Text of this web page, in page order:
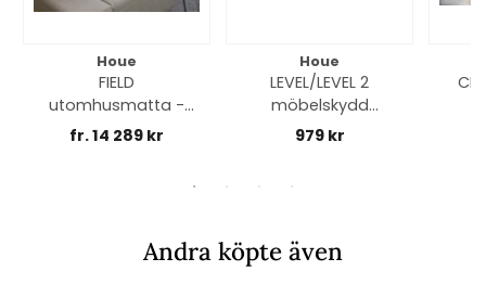
Houe
FIELD
utomhusmatta -
fler utföranden
fr. 14 289 kr
Houe
LEVEL/LEVEL 2
möbelskydd
schäslong - black
979 kr
Andra köpte även